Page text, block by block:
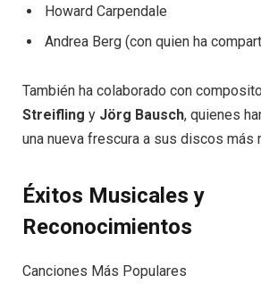
Howard Carpendale
Andrea Berg (con quien ha
También ha colaborado con
Streifling y Jörg Bausch, quienes
una nueva frescura a sus discos más
Éxitos Musicales y
Reconocimientos
Canciones Más Populares